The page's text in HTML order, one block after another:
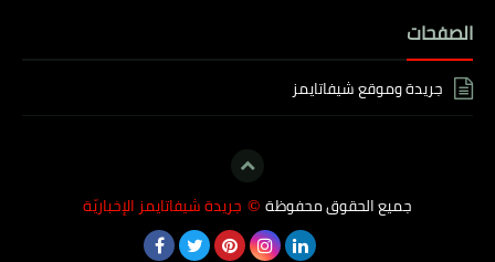
الصفحات
جريدة وموقع شيفاتايمز
جميع الحقوق محفوظة © جريدة شيفاتايمز الإخباريّة